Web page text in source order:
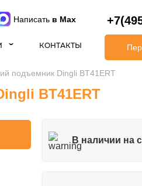
КОНТАКТЫ
Написать в Max
подъемник Dingli BT41ERT
BT41ERT
В наличии на